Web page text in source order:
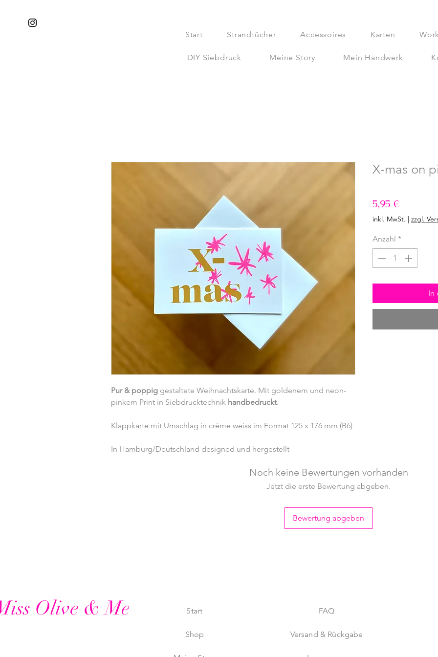
Start Strandtücher Accessoires Karten
DIY Siebdruck Meine Story Mein Handwerk
Pur & poppig gestaltete Weihnachtskarte. Mit goldenem und neon-
pinkem Print in Siebdrucktechnik handbedruckt.
Klappkarte mit Umschlag in crème weiss im Format 125 x 176 mm (B6)
In Hamburg/Deutschland designed und hergestellt
X-mas on
5,95 €Preis
inkl. MwSt. | zzgl.
Anzahl *
In
Noch keine Bewertungen vorhanden
Jetzt die erste Bewertung abgeben.
Bewertung abgeben
Olive & Me Start
Shop
FAQ
Versand & Rückgabe